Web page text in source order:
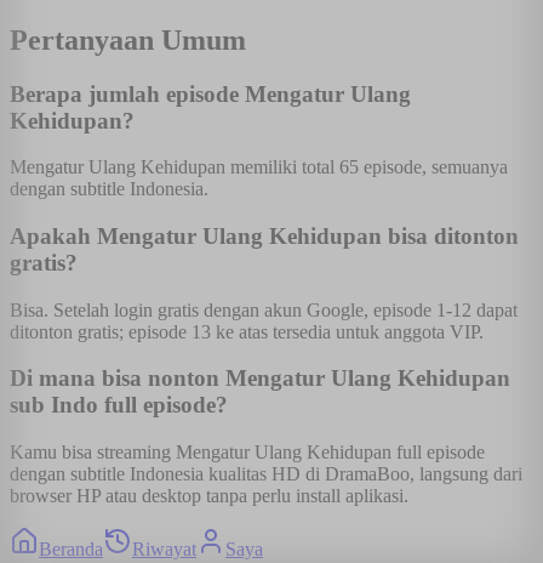
Pertanyaan Umum
Berapa jumlah episode Mengatur Ulang
Kehidupan?
Mengatur Ulang Kehidupan memiliki total 65 episode, semuanya
dengan subtitle Indonesia.
Apakah Mengatur Ulang Kehidupan bisa ditonton
gratis?
Bisa. Setelah login gratis dengan akun Google, episode 1-12 dapat
ditonton gratis; episode 13 ke atas tersedia untuk anggota VIP.
Di mana bisa nonton Mengatur Ulang Kehidupan
sub Indo full episode?
Kamu bisa streaming Mengatur Ulang Kehidupan full episode
dengan subtitle Indonesia kualitas HD di DramaBoo, langsung dari
browser HP atau desktop tanpa perlu install aplikasi.
Beranda Riwayat Saya